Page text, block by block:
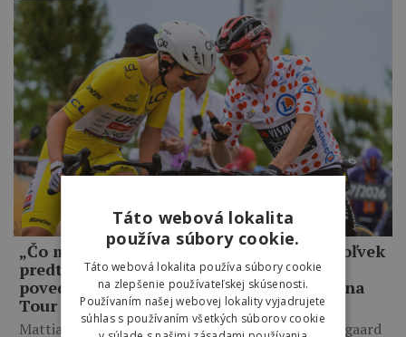
„Čo mám robiť, keď som lepší ako kedykoľvek
predtým, a on mi napriek tomu odíde?,“
povedal Jonas Vingegaard o Pogačarovi na
Tour de France
Mattias Skjelmose prezradil, čo mu povedal Vingegaard
Táto webová lokalita
používa súbory cookie.
Táto webová lokalita používa súbory cookie
na zlepšenie používateľskej skúsenosti.
Používaním našej webovej lokality vyjadrujete
súhlas s používaním všetkých súborov cookie